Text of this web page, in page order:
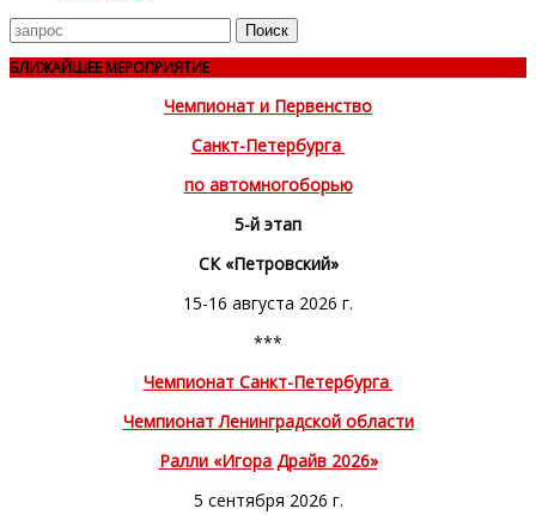
Поиск
для
БЛИЖАЙШЕЕ МЕРОПРИЯТИЕ
Чемпионат и Первенство
Санкт-Петербурга
по автомногоборью
5-й этап
СК «Петровский»
15-16 августа 2026 г.
***
Чемпионат Санкт-Петербурга
Чемпионат Ленинградской области
Ралли «Игора Драйв 2026»
5 сентября 2026 г.